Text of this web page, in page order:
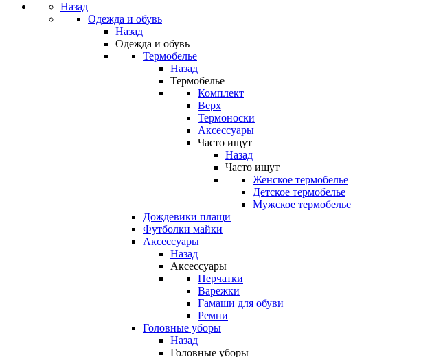
Назад
Одежда и обувь
Назад
Одежда и обувь
Термобелье
Назад
Термобелье
Комплект
Верх
Термоноски
Аксессуары
Часто ищут
Назад
Часто ищут
Женское термобелье
Детское термобелье
Мужское термобелье
Дождевики плащи
Футболки майки
Аксессуары
Назад
Аксессуары
Перчатки
Варежки
Гамаши для обуви
Ремни
Головные уборы
Назад
Головные уборы